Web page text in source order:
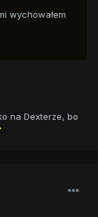
wychowałem
na Dexterze, bo